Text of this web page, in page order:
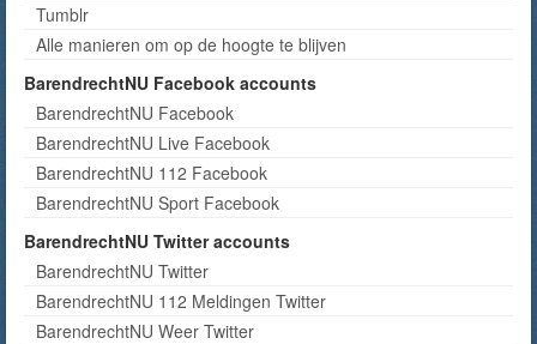
Tumblr
Alle manieren om op de hoogte te blijven
BarendrechtNU Facebook accounts
BarendrechtNU Facebook
BarendrechtNU Live Facebook
BarendrechtNU 112 Facebook
BarendrechtNU Sport Facebook
BarendrechtNU Twitter accounts
BarendrechtNU Twitter
BarendrechtNU 112 Meldingen Twitter
BarendrechtNU Weer Twitter